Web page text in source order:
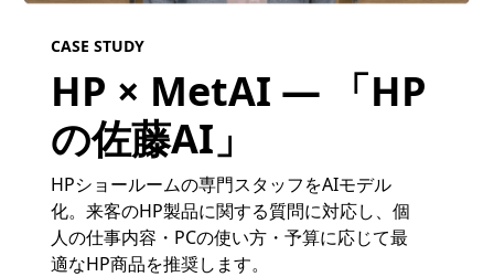
CASE STUDY
HP × MetAI — 「HP
の佐藤AI」
HPショールームの専門スタッフをAIモデル
化。来客のHP製品に関する質問に対応し、個
人の仕事内容・PCの使い方・予算に応じて最
適なHP商品を推奨します。